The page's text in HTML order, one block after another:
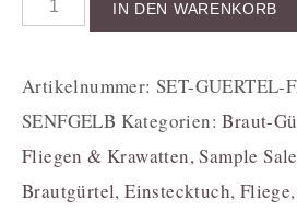
IN DEN WARENKORB
Artikelnummer:SET-GUERTEL-
SENFGELB Kategorien:Braut-
Fliegen & Krawatten,Sample Sale
Brautgürtel,Einstecktuch, Fliege,